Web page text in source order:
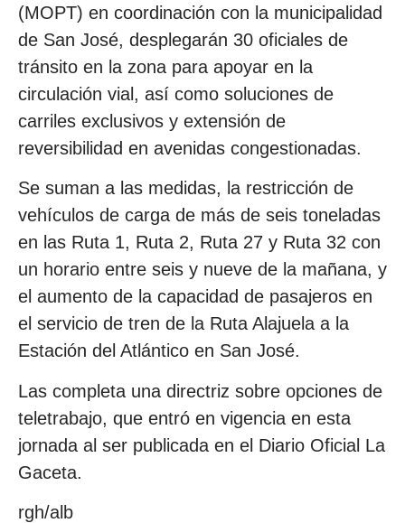
(MOPT) en coordinación con la municipalidad
de San José, desplegarán 30 oficiales de
tránsito en la zona para apoyar en la
circulación vial, así como soluciones de
carriles exclusivos y extensión de
reversibilidad en avenidas congestionadas.
Se suman a las medidas, la restricción de
vehículos de carga de más de seis toneladas
en las Ruta 1, Ruta 2, Ruta 27 y Ruta 32 con
un horario entre seis y nueve de la mañana, y
el aumento de la capacidad de pasajeros en
el servicio de tren de la Ruta Alajuela a la
Estación del Atlántico en San José.
Las completa una directriz sobre opciones de
teletrabajo, que entró en vigencia en esta
jornada al ser publicada en el Diario Oficial La
Gaceta.
rgh/alb